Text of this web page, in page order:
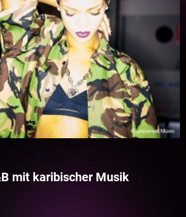
mit karibischer Musik